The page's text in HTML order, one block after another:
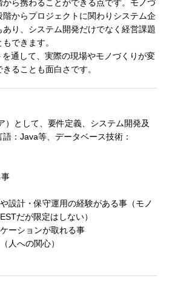
ら携わることができる点です。モノづ
階からプロジェクトに関わりシステム企
り、システム開発だけでなく経営課題
できます。
通して、実際の現場やモノづくりが変
ることも面白さです。
）として、要件定義、システム開発及
：Java等、データベース技術：
設計・保守運用の経験がある事（モノ
だが限定はしない）
ーションが取れる事
人への関心）